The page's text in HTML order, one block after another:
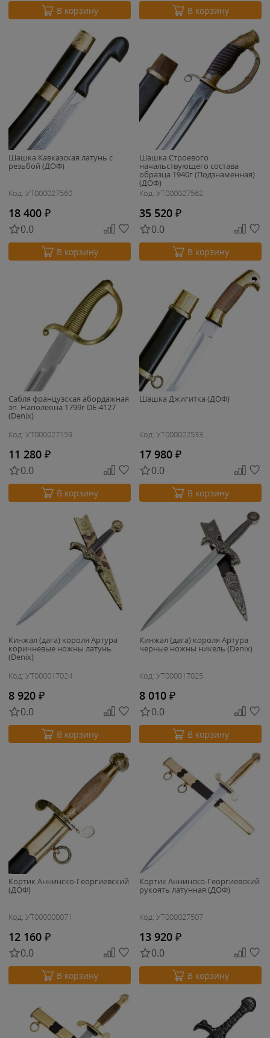
В корзину В корзину
Шашка Кавказская латунь с
резьбой (ДОФ)
Код: УТ000027560
18 400 ₽
0.0
В корзину
Шашка Строевого
начальствующего состава
образца 1940г (Подзнаменная)
(ДОФ)
Код: УТ000027562
35 520 ₽
0.0
В корзину
Сабля французская абордажная
эп. Наполеона 1799г DE-4127
(Denix)
Код: УТ000027159
11 280 ₽
0.0
В корзину
Шашка Джигитка (ДОФ)
Код: УТ000022533
17 980 ₽
0.0
В корзину
Кинжал (дага) короля Артура
коричневые ножны латунь
(Denix)
Код: УТ000017024
8 920 ₽
0.0
В корзину
Кинжал (дага) короля Артура
черные ножны никель (Denix)
Код: УТ000017025
8 010 ₽
0.0
В корзину
Кортик Аннинско-Георгиевский
(ДОФ)
Код: УТ000000071
12 160 ₽
0.0
В корзину
Кортик Аннинско-Георгиевский
рукоять латунная (ДОФ)
Код: УТ000027507
13 920 ₽
0.0
В корзину